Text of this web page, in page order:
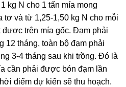
kg N cho 1 tấn mía mong
tơ và từ 1,25-1,50 kg N cho mỗi
được trên mía gốc. Đạm phải
tháng, toàn bộ đạm phải
3-4 tháng sau khi trồng. Đó là
cần phải được bón đạm lần
điểm dự kiến sẽ thu hoạch.